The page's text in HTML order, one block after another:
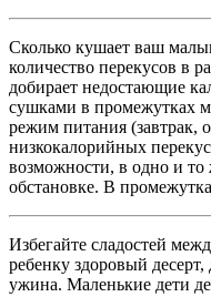
Сколько кушает ваш
количество перекусов в
добирает недостающие
сушками в промежутках
режим питания (завтрак,
низкокалорийных
возможности, в одно и
обстановке. В
Избегайте сладостей
ребенку здоровый десерт,
ужина. Маленькие дети